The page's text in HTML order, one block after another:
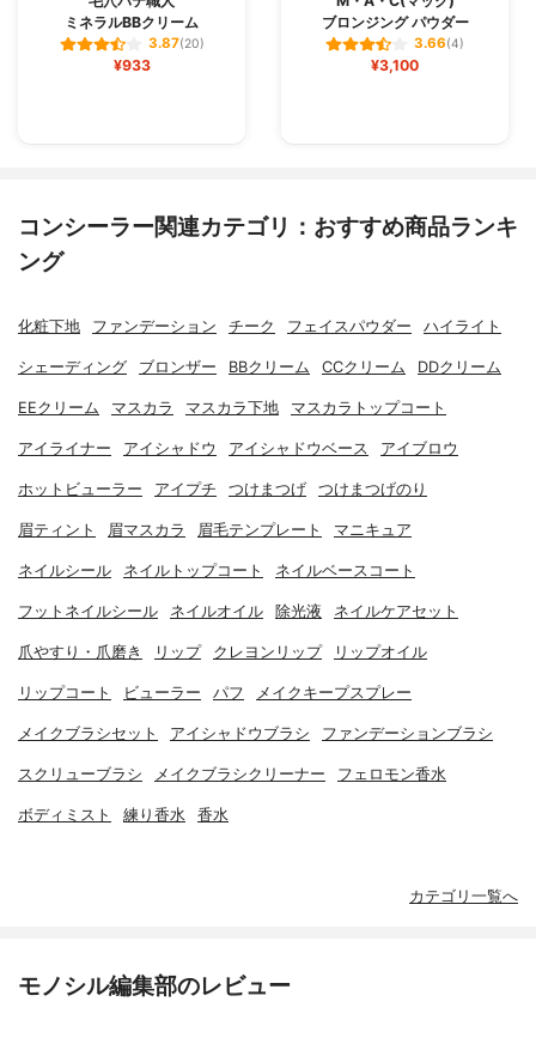
ミネラルBBクリーム
3.87(20)
¥933
ブロンジング パウダー
3.66(4)
¥3,100
コンシーラー関連カテゴリ：おすすめ商品ランキ
ング
化粧下地 ファンデーション チーク フェイスパウダー ハイライト
シェーディング ブロンザー BBクリーム CCクリーム DDクリーム
EEクリーム マスカラ マスカラ下地 マスカラトップコート
アイライナー アイシャドウ アイシャドウベース アイブロウ
ホットビューラー アイプチ つけまつげ つけまつげのり
眉ティント 眉マスカラ 眉毛テンプレート マニキュア
ネイルシール ネイルトップコート ネイルベースコート
フットネイルシール ネイルオイル 除光液 ネイルケアセット
爪やすり・爪磨き リップ クレヨンリップ リップオイル
リップコート ビューラー パフ メイクキープスプレー
メイクブラシセット アイシャドウブラシ ファンデーションブラシ
スクリューブラシ メイクブラシクリーナー フェロモン香水
ボディミスト 練り香水 香水
カテゴリ一覧へ
モノシル編集部のレビュー